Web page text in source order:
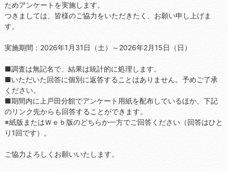
ためアンケートを実施します。
つきましては、皆様のご協力をいただきたく、お願い申し上げま
す。
実施期間：2026年1月31日（土）～2026年2月15日（日）
■調査は無記名で、結果は統計的に処理します。
■いただいた回答に個別に返答することはありません。予めご了承
ください。
■期間内に上戸田分館でアンケート用紙を配布しているほか、下記
のリンク先からも回答することができます。
※紙版またはＷｅｂ版のどちらか一方でご回答ください（回答はひと
り1回です）。
ご協力よろしくお願いいたします。